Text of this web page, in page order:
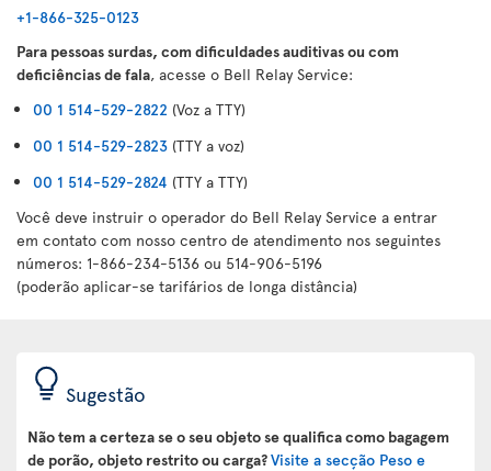
+1-866-325-0123
Para pessoas surdas, com dificuldades auditivas ou com
deficiências de fala, acesse o Bell Relay Service:
00 1 514-529-2822 (Voz a TTY)
00 1 514-529-2823 (TTY a voz)
00 1 514-529-2824 (TTY a TTY)
Você deve instruir o operador do Bell Relay Service a entrar
em contato com nosso centro de atendimento nos seguintes
números: 1-866-234-5136 ou 514-906-5196
(poderão aplicar-se tarifários de longa distância)
Sugestão
Não tem a certeza se o seu objeto se qualifica como bagagem
de porão, objeto restrito ou carga?Visite a secção Peso e